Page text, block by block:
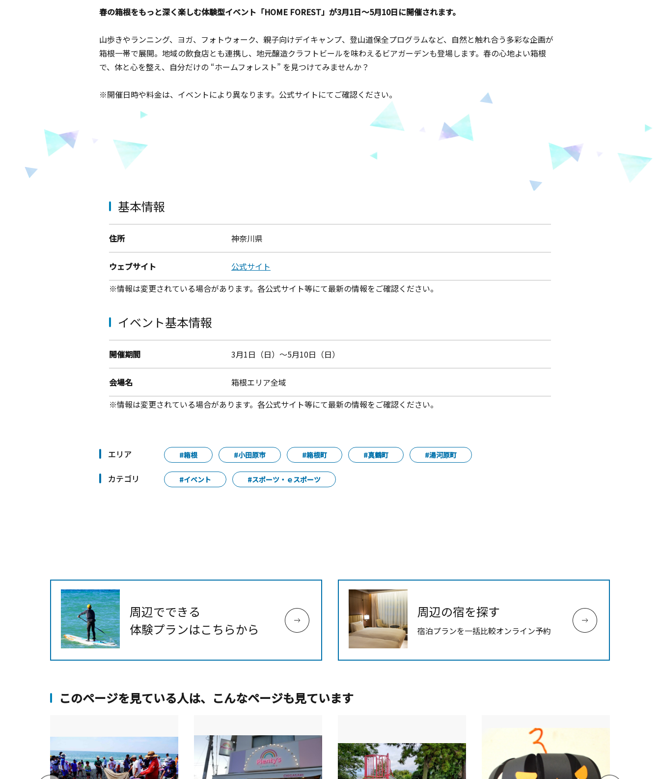
春の箱根をもっと深く楽しむ体験型イベント「HOME FOREST」が3月1日〜5月10日に開催されます。
山歩きやランニング、ヨガ、フォトウォーク、親子向けデイキャンプ、登山道保全プログラムなど、自然と触れ合う多彩な企画が
箱根一帯で展開。地域の飲食店とも連携し、地元醸造クラフトビールを味わえるビアガーデンも登場します。春の心地よい箱根
で、体と心を整え、自分だけの “ホームフォレスト” を見つけてみませんか？
※開催日時や料金は、イベントにより異なります。公式サイトにてご確認ください。
基本情報
住所 神奈川県
ウェブサイト
公式サイト
※情報は変更されている場合があります。各公式サイト等にて最新の情報をご確認ください。
イベント基本情報
開催期間 3月1日（日）～5月10日（日）
会場名
箱根エリア全域
※情報は変更されている場合があります。各公式サイト等にて最新の情報をご確認ください。
エリア #箱根 #小田原市 #箱根町 #真鶴町 #湯河原町
カテゴリ #イベント #スポーツ・ｅスポーツ
周辺でできる
体験プランはこちらから
周辺の宿を探す
宿泊プランを一括比較オンライン予約
このページを見ている人は、こんなページも見ています